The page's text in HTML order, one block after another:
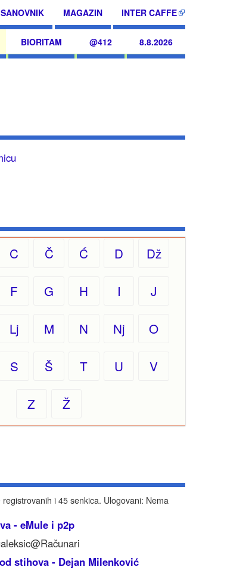
SANOVNIK MAGAZIN INTER CAFFE
BIORITAM @412 8.8.2026
C Č Ć D Dž
F G H I J
Lj M N Nj O
S Š T U V
Z Ž
i 45 senkica. Ulogovani: Nema
- eMule i p2p
stihova - Dejan Milenković